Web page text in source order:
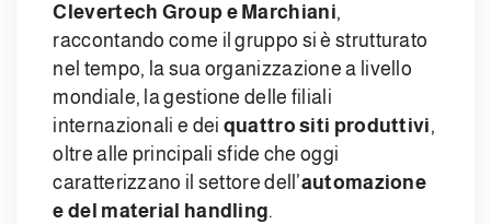
Clevertech Group e Marchiani,
raccontando come il gruppo si è strutturato
nel tempo, la sua organizzazione a livello
mondiale, la gestione delle filiali
internazionali e dei quattro siti produttivi,
oltre alle principali sfide che oggi
caratterizzano il settore dell’automazione
e del material handling.